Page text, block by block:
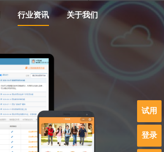
行业资讯 关于我们
试用
登录